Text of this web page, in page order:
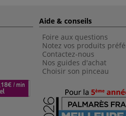
Aide & conseils
Foire aux questions
Notez vos produits
Contactez-nous
Nos guides d'achat
Choisir son pinceau